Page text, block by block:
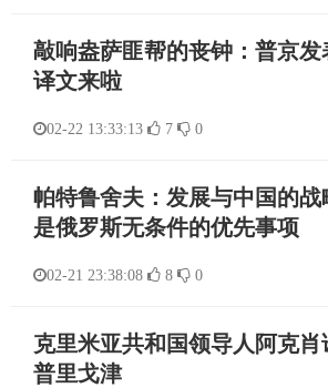
敲响盎萨匪帮的丧钟：普京发
译文来啦
02-22 13:33:13 7 0
帕特鲁舍夫：发展与中国的战
是俄罗斯无条件的优先事项
02-21 23:38:08 8 0
克里米亚共和国领导人阿克
普里戈津